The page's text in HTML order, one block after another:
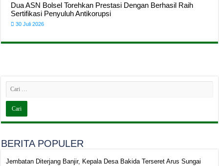
Dua ASN Bolsel Torehkan Prestasi Dengan Berhasil Raih
Sertifikasi Penyuluh Antikorupsi
30 Juli 2026
BERITA POPULER
Jembatan Diterjang Banjir, Kepala Desa Bakida Terseret Arus Sungai